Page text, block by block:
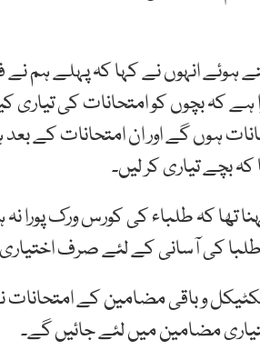
ہوں گے اور ان امتحانات کے
کہ بچے تیاری کر لیں۔
تھا کہ طلباء کی کورس ورک
کی آسانی کے لئے صرف
و باقی مضامین کے
مضامین میں لئے جائیں گے۔